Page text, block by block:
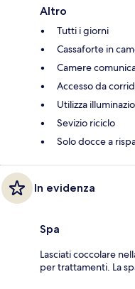
Altro
Tutti i giorni
Cassaforte in
Camere
Accesso da
Utilizza
Sevizio riciclo
Solo docce a
In evidenza
Spa
Lasciati coccolare
per trattamenti. La